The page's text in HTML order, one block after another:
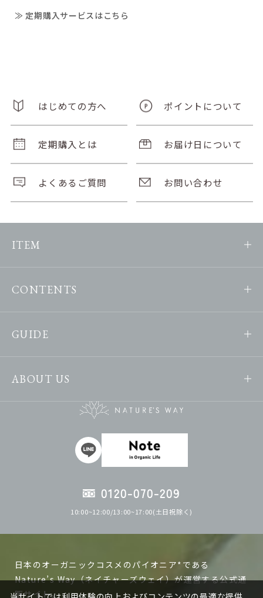
≫ 定期購入サービスはこちら
はじめての方へ ポイントについて
定期購入とは お届け日について
よくあるご質問 お問い合わせ
ITEM
CONTENTS
GUIDE
ABOUT US
0120-070-209
10:00~12:00/13:00~17:00(土日祝除く)
日本のオーガニックコスメのパイオニア*である
Nature’s Way（ネイチャーズウェイ）が運営する公式通
販サイト。